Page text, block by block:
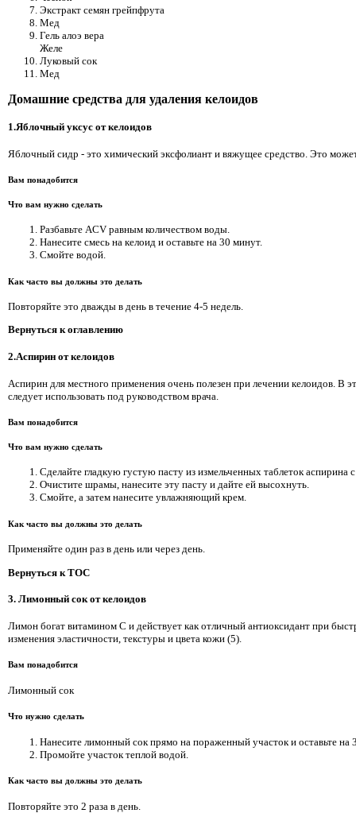
Экстракт семян грейпфрута
Мед
Гель алоэ вера
Желе
Луковый сок
Мед
Домашние средства для удаления келоидов
1.Яблочный уксус от келоидов
Яблочный сидр - это химический эксфолиант и вяжущее средство. Это
Вам понадобится
Что вам нужно сделать
Разбавьте ACV равным количеством воды.
Нанесите смесь на келоид и оставьте на 30 минут.
Смойте водой.
Как часто вы должны это делать
Повторяйте это дважды в день в течение 4-5 недель.
Вернуться к оглавлению
2.Аспирин от келоидов
Аспирин для местного применения очень полезен при лечении келоидов. В
следует использовать под руководством врача.
Вам понадобится
Что вам нужно сделать
Сделайте гладкую густую пасту из измельченных таблеток аспирина
Очистите шрамы, нанесите эту пасту и дайте ей высохнуть.
Смойте, а затем нанесите увлажняющий крем.
Как часто вы должны это делать
Применяйте один раз в день или через день.
Вернуться к TOC
3. Лимонный сок от келоидов
Лимон богат витамином С и действует как отличный антиоксидант при
изменения эластичности, текстуры и цвета кожи (5).
Вам понадобится
Лимонный сок
Что нужно сделать
Нанесите лимонный сок прямо на пораженный участок и оставьте на
Промойте участок теплой водой.
Как часто вы должны это делать
Повторяйте это 2 раза в день.